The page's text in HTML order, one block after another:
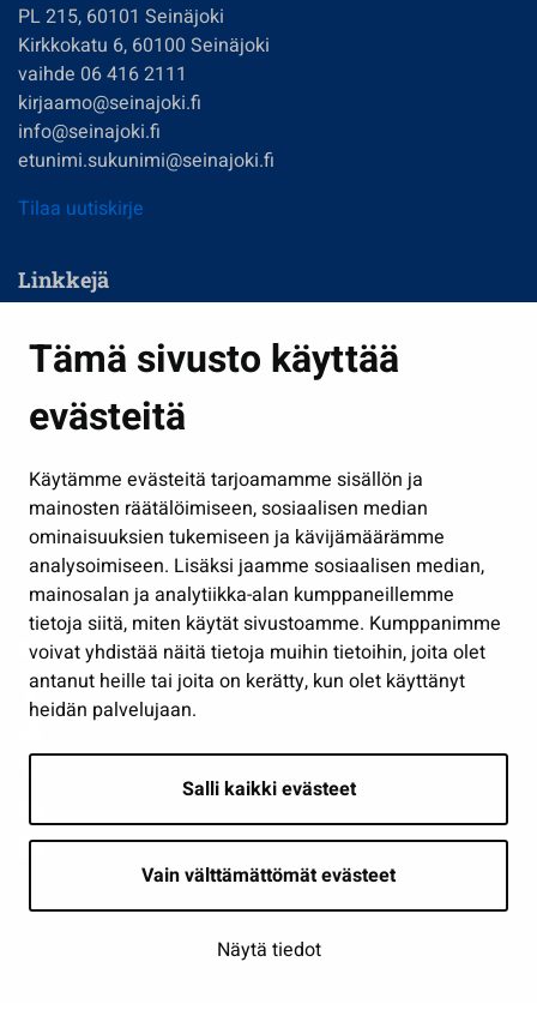
Tämä sivusto käyttää
evästeitä
Käytämme evästeitä tarjoamamme sisällön ja
mainosten räätälöimiseen, sosiaalisen median
ominaisuuksien tukemiseen ja kävijämäärämme
analysoimiseen. Lisäksi jaamme sosiaalisen median,
mainosalan ja analytiikka-alan kumppaneillemme
tietoja siitä, miten käytät sivustoamme. Kumppanimme
voivat yhdistää näitä tietoja muihin tietoihin, joita olet
antanut heille tai joita on kerätty, kun olet käyttänyt
heidän palvelujaan.
Salli kaikki evästeet
Vain välttämättömät evästeet
Näytä tiedot
PL 215, 60101 Seinäjoki
Kirkkokatu 6, 60100 Seinäjoki
vaihde 06 416 2111
kirjaamo@seinajoki.fi
info@seinajoki.fi
etunimi.sukunimi@seinajoki.fi
Tilaa uutiskirje
Linkkejä
Kasvatus ja opetus
Kulttuuri ja liikunta
Työ ja yrittäminen
Osallistu ja asioi
Näytä omat evästeasetukseni
Seuraa meitä
Saavutettavuusseloste | © Seinäjoki 2026